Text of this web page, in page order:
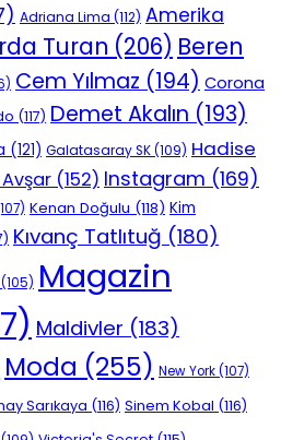
Adriana Lima (112) Amerika
Turan (206) Beren
Cem Yılmaz (194) Corona
(117) Demet Akalın (193)
(121) Galatasaray SK(109) Hadise
(152) Instagram (169)
Kenan Doğulu (118) Kim
Kıvanç Tatlıtuğ (180)
(105) Magazin
Maldivler (183)
Moda (255) New York(107)
Sarıkaya (116) Sinem Kobal (116)